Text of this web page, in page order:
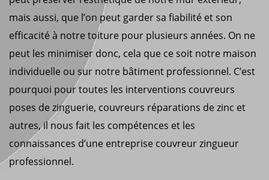
mais aussi, que l’on peut garder sa fiabilité et son
efficacité à notre toiture pour plusieurs années. On ne
peut les minimiser donc, cela que ce soit notre maison
individuelle ou sur notre bâtiment professionnel. C’est
pourquoi pour toutes les interventions couvreurs
poses de zinguerie, couvreurs réparations de zinc et
autres, il nous fait les compétences et les
connaissances d’une entreprise couvreur zingueur
professionnel.